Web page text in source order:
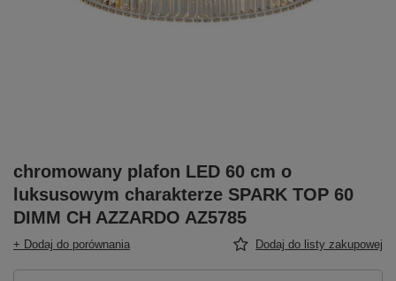
chromowany plafon LED 60 cm o
luksusowym charakterze SPARK TOP 60
DIMM CH AZZARDO AZ5785
+ Dodaj do porównania Dodaj do listy zakupowej